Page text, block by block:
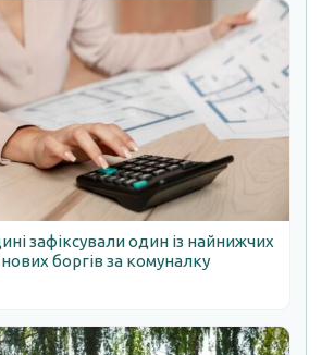
зафіксували один із найнижчих
боргів за комуналку